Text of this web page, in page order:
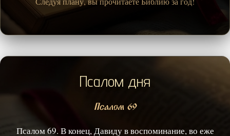
Псалом дня
Псалом 69
Псалом 69. В конец, Давиду в воспоминание, во еже